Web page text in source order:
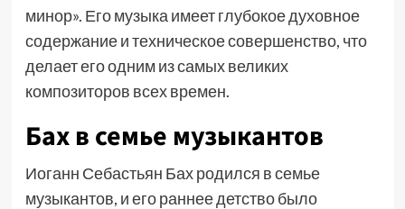
минор». Его музыка имеет глубокое духовное
содержание и техническое совершенство, что
делает его одним из самых великих
композиторов всех времен.
Бах в семье музыкантов
Иоганн Себастьян Бах родился в семье
музыкантов, и его раннее детство было